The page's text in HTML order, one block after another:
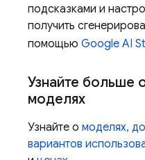
подсказками и
получить
помощью Google AI
Узнайте больше
моделях
Узнайте о моделях,
вариантов